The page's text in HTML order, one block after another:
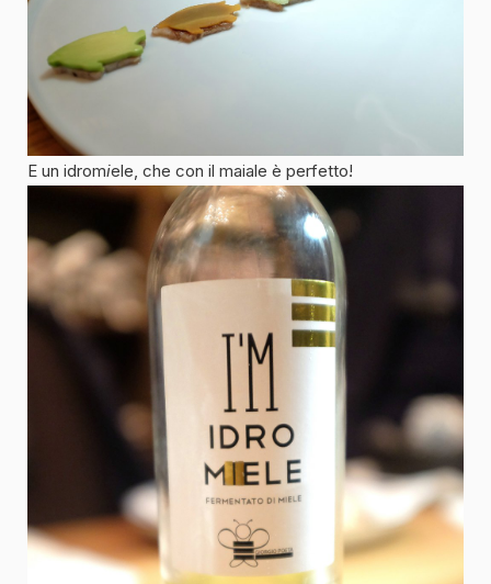
E un idromiele, che con il maiale è perfetto!